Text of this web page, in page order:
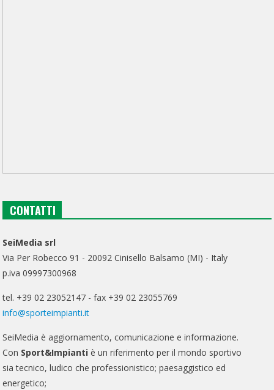
CONTATTI
SeiMedia srl
Via Per Robecco 91 - 20092 Cinisello Balsamo (MI) - Italy
p.iva 09997300968
tel. +39 02 23052147 - fax +39 02 23055769
info@sporteimpianti.it
SeiMedia è aggiornamento, comunicazione e informazione.
Con Sport&Impianti è un riferimento per il mondo sportivo
sia tecnico, ludico che professionistico; paesaggistico ed
energetico;